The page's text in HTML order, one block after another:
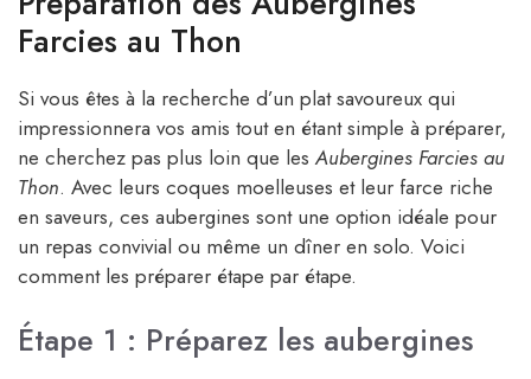
Farcies au Thon
Si vous êtes à la recherche d’un plat savoureux qui
impressionnera vos amis tout en étant simple à préparer,
ne cherchez pas plus loin que lesAubergines Farcies au
Thon. Avec leurs coques moelleuses et leur farce riche
en saveurs, ces aubergines sont une option idéale pour
un repas convivial ou même un dîner en solo. Voici
comment les préparer étape par étape.
Étape 1 : Préparez les aubergines